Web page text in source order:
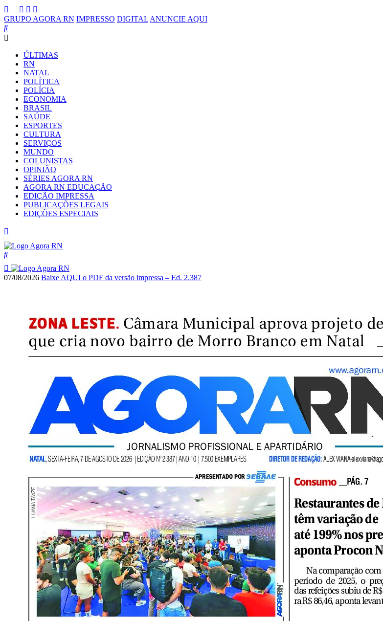
GRUPO AGORA RN IMPRESSO DIGITAL ANUNCIE AQUI
ÚLTIMAS
RN
NATAL
POLÍTICA
POLÍCIA
ECONOMIA
BRASIL
SAÚDE
ESPORTES
CULTURA
SERVIÇOS
MUNDO
COLUNISTAS
OPINIÃO
SÉRIES AGORA RN
AGORA RN EDUCAÇÃO
EDIÇÃO IMPRESSA
PUBLICAÇÕES LEGAIS
EDIÇÕES ESPECIAIS
07/08/2026 Baixe AQUI o PDF da versão impressa – Ed. 2.387